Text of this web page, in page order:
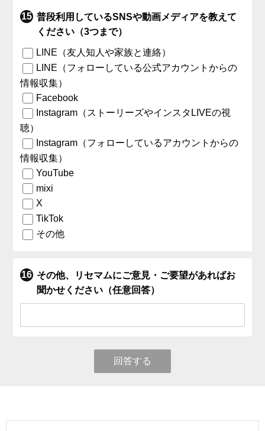
普段利用しているSNSや動画メディアを教えて
ください（3つまで）
LINE（友人知人や家族と連絡）
LINE（フォローしている公式アカウントからの
情報収集）
Facebook
Instagram（ストーリーズやインスタLIVEの視
聴）
Instagram（フォローしているアカウントからの
情報収集）
YouTube
mixi
X
TikTok
その他
その他、リセマムにご意見・ご要望があればお
聞かせください（任意回答）
回答する